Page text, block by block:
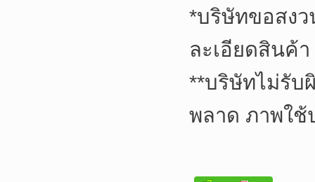
*บริษัทขอสงว
ละเอียดสินค้
**บริษัทไม่รับ
พลาด ภาพใ